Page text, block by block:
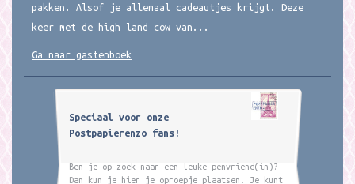
pakken. Alsof je allemaal cadeautjes krijgt. Deze
keer met de high land cow van...
Ga naar gastenboek
Speciaal voor onze
Postpapierenzo fans!
Ben je op zoek naar een leuke penvriend(in)?
Dan kun je hier je oproepje plaatsen. Je kunt